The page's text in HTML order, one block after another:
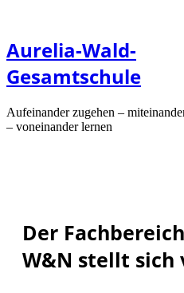
springen
Aurelia-Wald-
Gesamtschule
Aufeinander zugehen –
– voneinander lernen
Der Fachbereich
W&N stellt sich